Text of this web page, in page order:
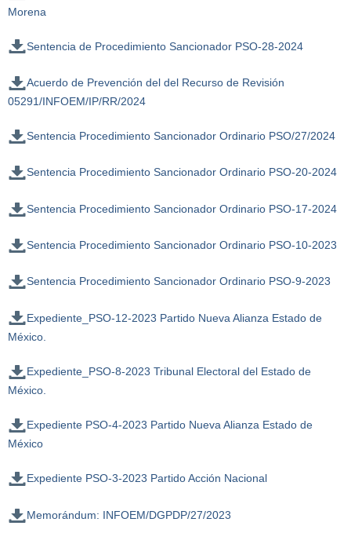
Morena
Sentencia de Procedimiento Sancionador PSO-28-2024
Acuerdo de Prevención del del Recurso de Revisión
05291/INFOEM/IP/RR/2024
Sentencia Procedimiento Sancionador Ordinario PSO/27/2024
Sentencia Procedimiento Sancionador Ordinario PSO-20-2024
Sentencia Procedimiento Sancionador Ordinario PSO-17-2024
Sentencia Procedimiento Sancionador Ordinario PSO-10-2023
Sentencia Procedimiento Sancionador Ordinario PSO-9-2023
Expediente_PSO-12-2023 Partido Nueva Alianza Estado de
México.
Expediente_PSO-8-2023 Tribunal Electoral del Estado de
México.
Expediente PSO-4-2023 Partido Nueva Alianza Estado de
México
Expediente PSO-3-2023 Partido Acción Nacional
Memorándum: INFOEM/DGPDP/27/2023